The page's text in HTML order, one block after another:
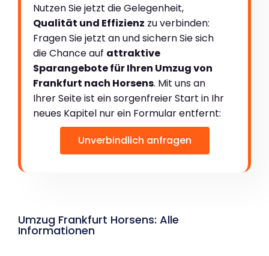
Nutzen Sie jetzt die Gelegenheit,
Qualität und Effizienz zu verbinden:
Fragen Sie jetzt an und sichern Sie sich
die Chance auf attraktive
Sparangebote für Ihren Umzug von
Frankfurt nach Horsens. Mit uns an
Ihrer Seite ist ein sorgenfreier Start in Ihr
neues Kapitel nur ein Formular entfernt:
Unverbindlich anfragen
Umzug Frankfurt Horsens: Alle
Informationen